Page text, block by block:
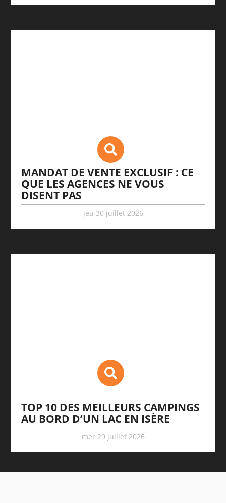
MANDAT DE VENTE EXCLUSIF : CE
QUE LES AGENCES NE VOUS
DISENT PAS
jeu 30 juillet 2026
TOP 10 DES MEILLEURS CAMPINGS
AU BORD D’UN LAC EN ISÈRE
mer 29 juillet 2026